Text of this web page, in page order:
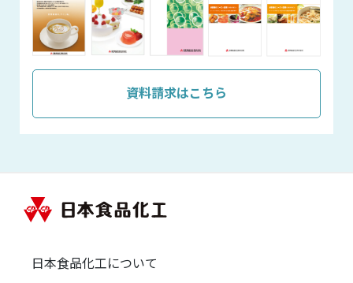
資料請求はこちら
日本食品化工について